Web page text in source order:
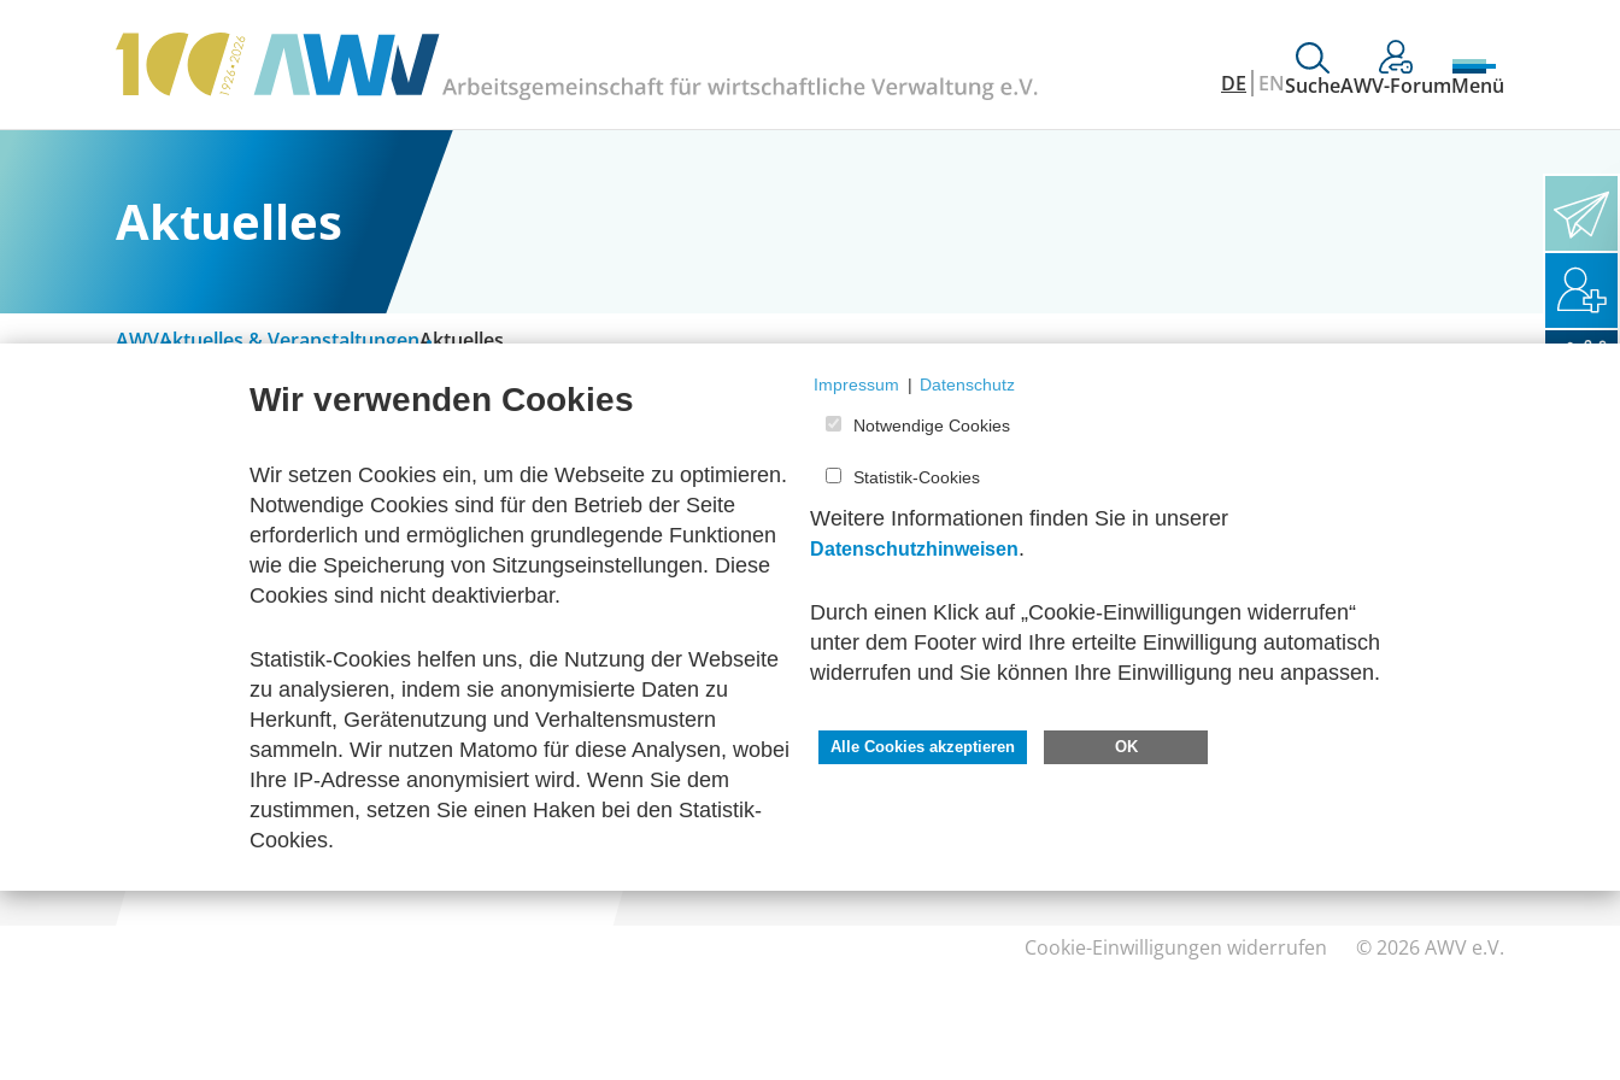
DE ENSucheAWV-ForumMenü
Aktuelles
AWVAktuelles & VeranstaltungenAktuelles
Alle Kategorien
Bescheinigungen Technische Standards Interviews Publikationen
SERVICE
Kontakt
Impressum
Datenschutzhinweise
DIREKT ZU
FeRD
Cookie-Einwilligungen widerrufen © 2026 AWV e.V.
Wir verwenden Cookies
Wir setzen Cookies ein, um die Webseite zu optimieren.
Notwendige Cookies sind für den Betrieb der Seite
erforderlich und ermöglichen grundlegende Funktionen
wie die Speicherung von Sitzungseinstellungen. Diese
Cookies sind nicht deaktivierbar.
Statistik-Cookies helfen uns, die Nutzung der Webseite
zu analysieren, indem sie anonymisierte Daten zu
Herkunft, Gerätenutzung und Verhaltensmustern
sammeln. Wir nutzen Matomo für diese Analysen, wobei
Ihre IP-Adresse anonymisiert wird. Wenn Sie dem
zustimmen, setzen Sie einen Haken bei den Statistik-
Cookies.
Impressum | Datenschutz
Notwendige Cookies
Statistik-Cookies
Weitere Informationen finden Sie in unserer
Datenschutzhinweisen.
Durch einen Klick auf „Cookie-Einwilligungen widerrufen“
unter dem Footer wird Ihre erteilte Einwilligung automatisch
widerrufen und Sie können Ihre Einwilligung neu anpassen.
Alle Cookies akzeptieren OK